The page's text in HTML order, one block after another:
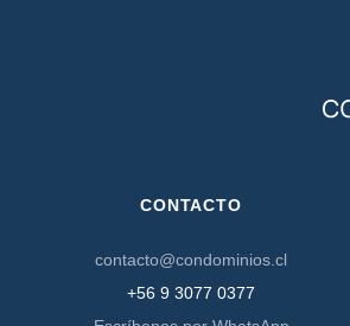
CONTACTO
contacto@condominios.cl
+56 9 3077 0377